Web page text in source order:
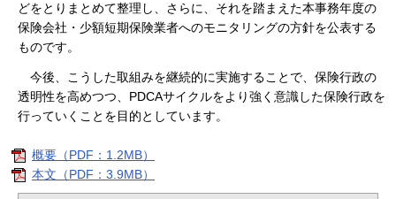
どをとりまとめて整理し、さらに、それを踏まえた本事務年度の
保険会社・少額短期保険業者へのモニタリングの方針を公表する
ものです。
今後、こうした取組みを継続的に実施することで、保険行政の
透明性を高めつつ、PDCAサイクルをより強く意識した保険行政を
行っていくことを目的としています。
概要（PDF：1.2MB）
本文（PDF：3.9MB）